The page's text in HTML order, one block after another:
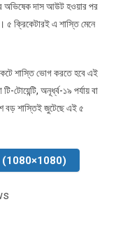
অভিষেক দাস আউট হওয়ার পর
৫ ক্রিকেটারই এ শাস্তি মেনে
শাস্তি ভোগ করতে হবে এই
টোয়েন্টি, অনূর্ধ্ব-১৯ পর্যায় বা
বড় শাস্তিই জুটেছে এই ৫
(1080×1080)